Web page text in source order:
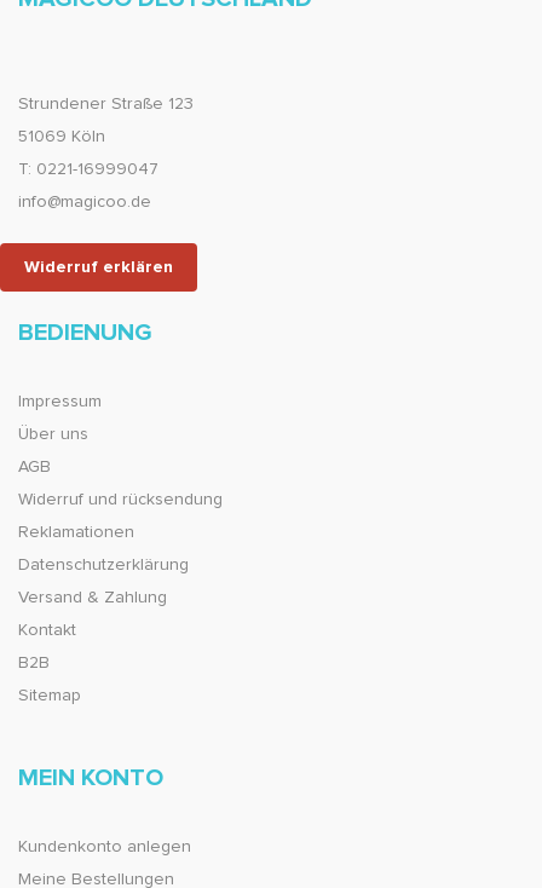
Strundener Straße 123
51069 Köln
T: 0221-16999047
info@magicoo.de
Widerruf erklären
BEDIENUNG
Impressum
Über uns
AGB
Widerruf und rücksendung
Reklamationen
Datenschutzerklärung
Versand & Zahlung
Kontakt
B2B
Sitemap
MEIN KONTO
Kundenkonto anlegen
Meine Bestellungen